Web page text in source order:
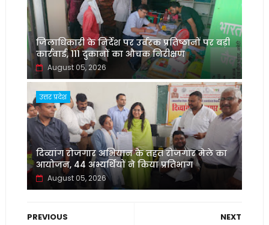
जिलाधिकारी के निर्देश पर उर्वरक प्रतिष्ठानों पर बड़ी
कार्रवाई, 111 दुकानों का औचक निरीक्षण
August 05, 2026
उत्तर प्रदेश
दिव्यांग रोजगार अभियान के तहत रोजगार मेले का
आयोजन, 44 अभ्यर्थियों ने किया प्रतिभाग
August 05, 2026
NEXT
PREVIOUS